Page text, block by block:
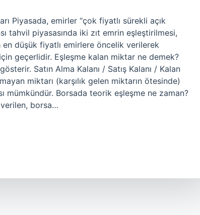
Piyasada, emirler “çok fiyatlı sürekli açık
tahvil piyasasında iki zıt emrin eşleştirilmesi,
en düşük fiyatlı emirlere öncelik verilerek
geçerlidir. Eşleşme kalan miktar ne demek?
Satın Alma Kalanı / Satış Kalanı / Kalan
miktarı (karşılık gelen miktarın ötesinde)
mümkündür. Borsada teorik eşleşme ne zaman?
borsa…